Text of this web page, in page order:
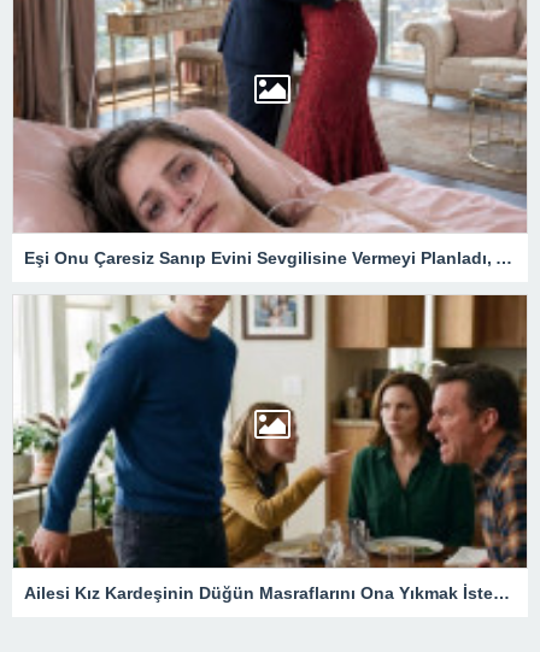
Eşi Onu Çaresiz Sanıp Evini Sevgilisine Vermeyi Planladı, Ama Yatakta Sessizce Hazırladığı Son Hamleden Habersizdi
Ailesi Kız Kardeşinin Düğün Masraflarını Ona Yıkmak İstedi, Ama Evin Gerçek Sahibinin Kararı Her Şeyi Değiştirdi